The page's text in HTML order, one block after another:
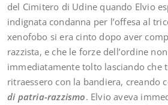
del Cimitero di Udine quando Elvio
indignata condanna per l’offesa al
xenofobo si era cinto dopo aver
razzista, e che le forze dell’ordine
immediatamente tolto lasciando che
ritraessero con la bandiera, creando
di patria-razzismo. Elvio aveva